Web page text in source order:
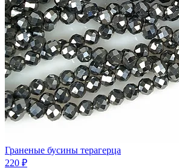
Граненые бусины терагерца
220 ₽